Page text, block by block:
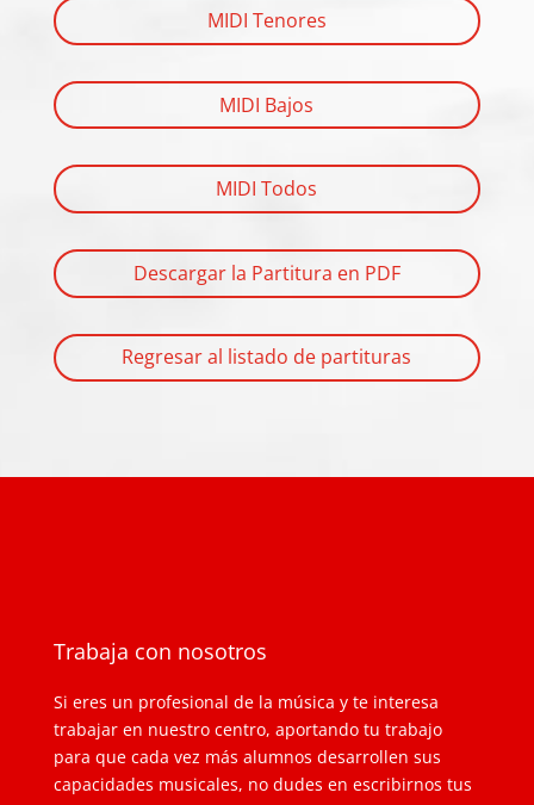
MIDI Tenores
MIDI Bajos
MIDI Todos
Descargar la Partitura en PDF
Regresar al listado de partituras
Trabaja con nosotros
Si eres un profesional de la música y te interesa
trabajar en nuestro centro, aportando tu trabajo
para que cada vez más alumnos desarrollen sus
capacidades musicales, no dudes en escribirnos tus